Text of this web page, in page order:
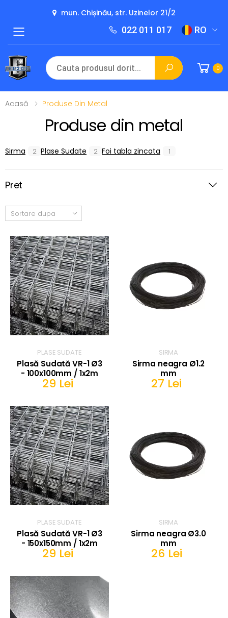
mun. Chișinău, str. Uzinelor 21/2
022 011 017 RO
Toggle mobile menu
0
Acasă Produse Din Metal
Produse din metal
PLASE SUDATE
Plasă Sudată VR-1 Ø3
- 100x100mm / 1x2m
29 Lei
IN COS
SIRMA
Sirma neagra Ø1.2
mm
27 Lei
PLASE SUDATE
Plasă Sudată VR-1 Ø3
- 150x150mm / 1x2m
29 Lei
IN COS
SIRMA
Sirma neagra Ø3.0
mm
26 Lei
Sirma 2 Plase Sudate 2 Foi tabla zincata 1
Pret